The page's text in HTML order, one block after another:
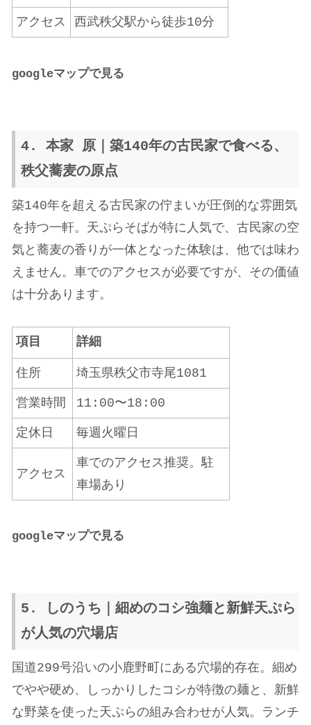
アクセス 西武秩父駅から徒歩10分
googleマップで見る
4. 本家 原｜築140年の古民家で食べる、
秩父蕎麦の原点
築140年を超える古民家の佇まいが圧倒的な雰囲気
を持つ一軒。天ぷらそばが特に人気で、古民家の空
気と蕎麦の香りが一体となった体験は、他では味わ
えません。車でのアクセスが必要ですが、その価値
は十分あります。
項目 詳細
住所 埼玉県秩父市寺尾1081
営業時間 11:00〜18:00
定休日 毎週火曜日
アクセス
車でのアクセス推奨。駐
車場あり
googleマップで見る
5. しのうち｜細めのコシ強麺と新鮮天ぷら
が人気の穴場店
国道299号沿いの小鹿野町にある穴場的存在。細め
でやや硬め、しっかりしたコシが特徴の麺と、新鮮
な野菜を使った天ぷらの組み合わせが人気。ランチ